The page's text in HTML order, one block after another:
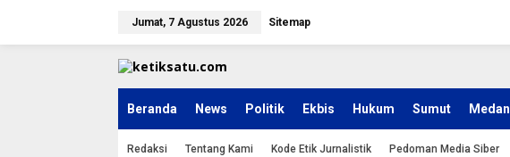
Jumat, 7 Agustus 2026 Sitemap
Beranda News Politik Ekbis Hukum Sumut Medan
Redaksi Tentang Kami Kode Etik Jurnalistik Pedoman Media Siber